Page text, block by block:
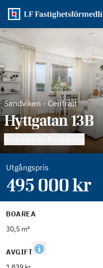
Sandviken - Centralt
Hyttgatan 13B
Utgångspris
495 000kr
BOAREA
30,5 m²
AVGIFT